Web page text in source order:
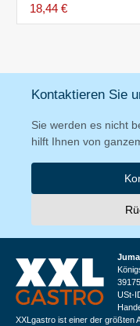
18,44 €
Kontaktieren Sie
Sie werden es nicht
hilft Ihnen von
USt-
XXLgastro ist einer der größten